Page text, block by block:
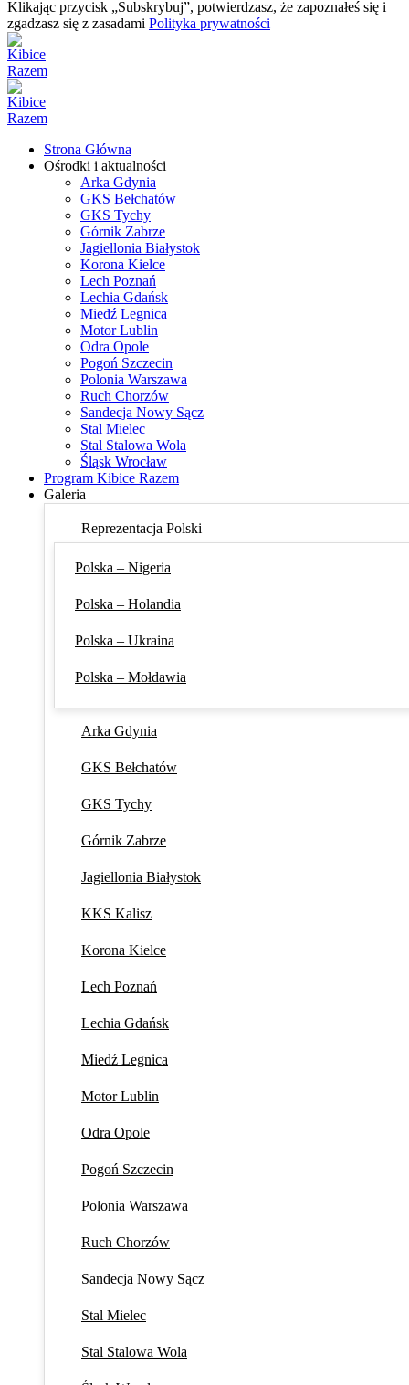
Klikając przycisk „Subskrybuj”, potwierdzasz, że zapoznałeś się i
zgadzasz się z zasadami Polityka prywatności
Strona Główna
Ośrodki i aktualności
Arka Gdynia
GKS Bełchatów
GKS Tychy
Górnik Zabrze
Jagiellonia Białystok
Korona Kielce
Lech Poznań
Lechia Gdańsk
Miedź Legnica
Motor Lublin
Odra Opole
Pogoń Szczecin
Polonia Warszawa
Ruch Chorzów
Sandecja Nowy Sącz
Stal Mielec
Stal Stalowa Wola
Śląsk Wrocław
Program Kibice Razem
Galeria
Reprezentacja Polski
Polska – Nigeria
Polska – Holandia
Polska – Ukraina
Polska – Mołdawia
Arka Gdynia
GKS Bełchatów
GKS Tychy
Górnik Zabrze
Jagiellonia Białystok
KKS Kalisz
Korona Kielce
Lech Poznań
Lechia Gdańsk
Miedź Legnica
Motor Lublin
Odra Opole
Pogoń Szczecin
Polonia Warszawa
Ruch Chorzów
Sandecja Nowy Sącz
Stal Mielec
Stal Stalowa Wola